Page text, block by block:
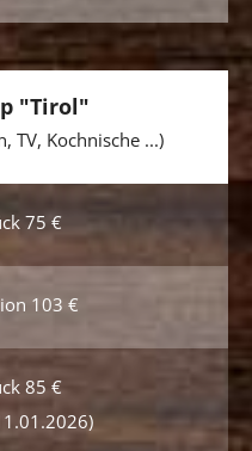
"Tirol"
TV, Kochnische ...)
75 €
103 €
85 €